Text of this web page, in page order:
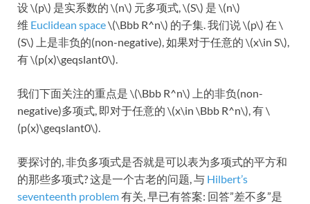
设 \(p\) 是实系数的 \(n\) 元多项式, \(S\) 是 \(n\)
维 Euclidean space\(\Bbb R^n\) 的子集. 我们说 \(p\) 在 \
(S\) 上是非负的(non-negative), 如果对于任意的 \(x\in S\),
有 \(p(x)\geqslant0\).
我们下面关注的重点是 \(\Bbb R^n\) 上的非负(non-
negative)多项式, 即对于任意的 \(x\in \Bbb R^n\), 有 \
(p(x)\geqslant0\).
要探讨的, 非负多项式是否就是可以表为多项式的平方和
的那些多项式? 这是一个古老的问题, 与 Hilbert’s
seventeenth problem有关, 早已有答案: 回答”差不多”是